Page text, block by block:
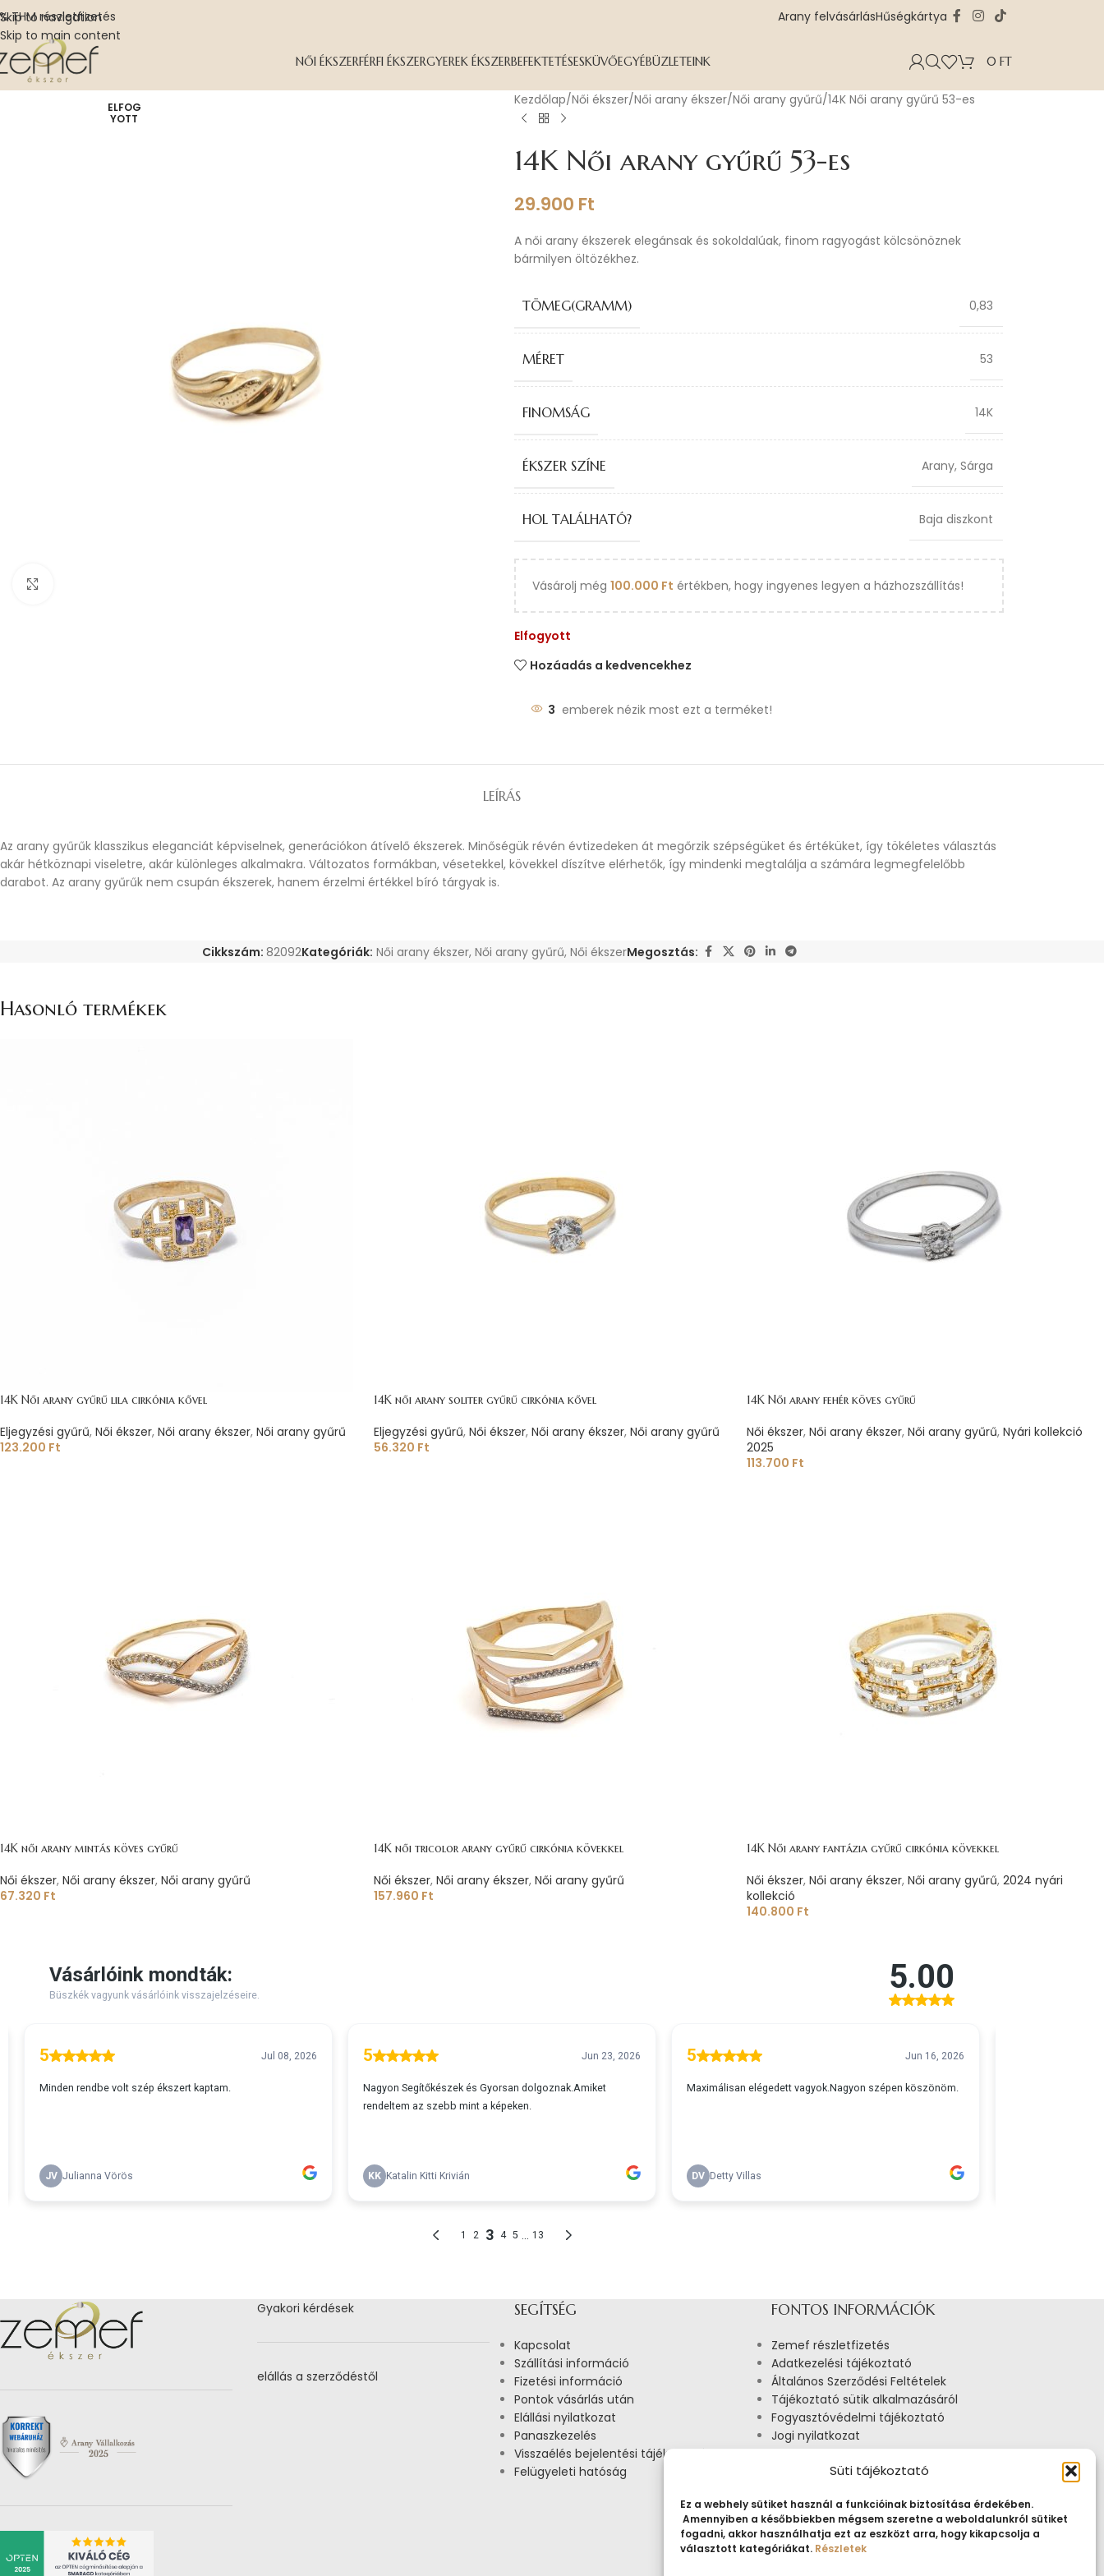
Süti tájékoztató
Ez a webhely sütiket használ a funkcióinak biztosítása érdekében.
Amennyiben a későbbiekben mégsem szeretne a weboldalunkról sütiket
fogadni, akkor használhatja ezt az eszközt arra, hogy kikapcsolja a
választott kategóriákat. Részletek
Skip to navigation
Skip to main content
THM részletfizetés Arany felvásárlásHűségkártya
NŐI ÉKSZERFÉRFI ÉKSZERGYEREK ÉKSZERBEFEKTETÉSESKÜVŐEGYÉBÜZLETEINK 0 FT
ELFOG
YOTT
Kezdőlap Női ékszer Női arany ékszer Női arany gyűrű 14K Női arany gyűrű 53-es
14K Női arany gyűrű 53-es
29.900 Ft
A női arany ékszerek elegánsak és sokoldalúak, finom ragyogást kölcsönöznek
bármilyen öltözékhez.
TÖMEG(GRAMM) 0,83
MÉRET 53
FINOMSÁG 14K
ÉKSZER SZÍNE Arany, Sárga
HOL TALÁLHATÓ? Baja diszkont
Vásárolj még 100.000 Ft értékben, hogy ingyenes legyen a házhozszállítás!
Elfogyott
Hozáadás a kedvencekhez
3 emberek nézik most ezt a terméket!
LEÍRÁS
Az arany gyűrűk klasszikus eleganciát képviselnek, generációkon átívelő ékszerek. Minőségük révén évtizedeken át megőrzik szépségüket és értéküket, így tökéletes választás
akár hétköznapi viseletre, akár különleges alkalmakra. Változatos formákban, vésetekkel, kövekkel díszítve elérhetők, így mindenki megtalálja a számára legmegfelelőbb
darabot. Az arany gyűrűk nem csupán ékszerek, hanem érzelmi értékkel bíró tárgyak is.
Cikkszám: 82092Kategóriák: Női arany ékszer, Női arany gyűrű, Női ékszerMegosztás:
Hasonló termékek
14K Női arany gyűrű lila cirkónia kővel
Eljegyzési gyűrű, Női ékszer, Női arany ékszer, Női arany gyűrű
123.200 Ft
14K női arany soliter gyűrű cirkónia kővel
Eljegyzési gyűrű, Női ékszer, Női arany ékszer, Női arany gyűrű
56.320 Ft
14K Női arany fehér köves gyűrű
Női ékszer, Női arany ékszer, Női arany gyűrű, Nyári kollekció
2025
113.700 Ft
14K női arany mintás köves gyűrű
Női ékszer, Női arany ékszer, Női arany gyűrű
67.320 Ft
14K női tricolor arany gyűrű cirkónia kövekkel
Női ékszer, Női arany ékszer, Női arany gyűrű
157.960 Ft
14K Női arany fantázia gyűrű cirkónia kövekkel
Női ékszer, Női arany ékszer, Női arany gyűrű, 2024 nyári
kollekció
140.800 Ft
Gyakori kérdések
elállás a szerződéstől
SEGÍTSÉG
Kapcsolat
Szállítási információ
Fizetési információ
Pontok vásárlás után
Elállási nyilatkozat
Panaszkezelés
Visszaélés bejelentési tájékoztató
Felügyeleti hatóság
FONTOS INFORMÁCIÓK
Zemef részletfizetés
Adatkezelési tájékoztató
Általános Szerződési Feltételek
Tájékoztató sütik alkalmazásáról
Fogyasztóvédelmi tájékoztató
Jogi nyilatkozat
Impresszum
Pályázatok